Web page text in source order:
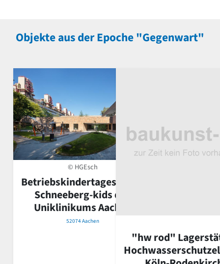
Objekte aus der Epoche "Gegenwart"
© HGEsch
Betriebskindertagesstätte
Schneeberg-kids des
Uniklinikums Aachen
52074 Aachen
"hw rod"